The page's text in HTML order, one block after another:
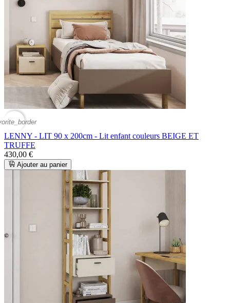
LENNY - LIT 90 x 200cm - Lit enfant couleurs BEIGE ET
TRUFFE
430,00 €
Ajouter au panier